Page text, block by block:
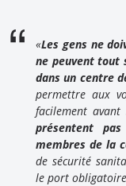
«Les gens ne
ne peuvent tout
dans un centre
permettre aux
facilement
présentent
membres de la
de sécurité
le port